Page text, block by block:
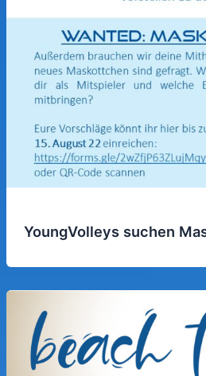
YoungVolleys suchen